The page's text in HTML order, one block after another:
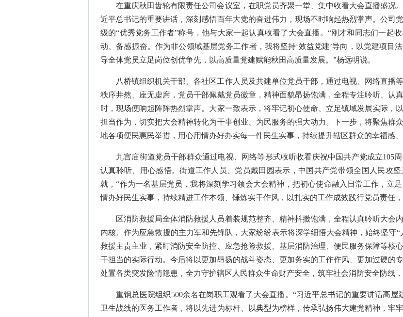
在重庆秋田齿轮有限责任公司会议室，在职党员齐聚一堂、集中收看大会直播盛况
近平总书记的重要讲话，深刻感悟百年大党的奋进伟力，现场不时响起热烈掌声。公司
级的“优秀党务工作者”称号，他与大家一起认真收看了大会直播。“刚才和同志们一起
动、备感振奋。作为非公领域基层党务工作者，我将坚持‘效益党建’导向，以党建项目
导全体党员立足岗位创优争先，以高质量党建赋能秋田高质量发展。”杨远明说。
八桥镇组织机关干部、各社区工作人员及共建单位党员干部，通过电视、网络直播
秩序井然、座无虚席，党员干部佩戴党员徽章，精神面貌昂扬饱满，全程专注聆听、认
时，现场便响起阵阵热烈掌声。大家一致表示，将牢记初心使命、立足镇域发展实际，
担当作为，切实把大会精神转化为干事创业、为民服务的强大动力。下一步，将聚焦群
地各项便民惠民举措，用心用情办好办实每一件民生实事，持续提升辖区群众的幸福感、
九宫庙街道党员干部群众通过电视、网络等形式收听收看庆祝中国共产党成立105
认真聆听、用心感悟。街道工作人员、党员戴田园表示，中国共产党带领全国人民攻
就，“作为一名基层党员，我将深刻学习领会大会精神，把初心使命融入日常工作，立
情办好民生实事，持续精进工作本领、锤炼实干作风，以扎实的工作成效践行党员责任
区消防救援局全体消防救援人员着装规范整齐、精神抖擞饱满，全程认真聆听大会
内核。作为应急救援的主力军和先锋队，大家纷纷表示将深学细悟大会精神，始终坚守
救援主责主业，紧盯消防安全防控、应急抢险救援、基层消防治理、便民服务保障等核
干担当的实际行动。今后将以更加昂扬的战斗姿态、更加务实的工作作风、更加过硬的
处置各类突发险情隐患，全力守护辖区人民群众生命财产安全，筑牢社会消防安全防线
重钢总医院组织500余名在岗职工观看了大会直播。“习近平总书记的重要讲话高
卫生战线的医务工作者，将以先进为标杆、以典型为榜样，传承弘扬伟大建党精神，牢